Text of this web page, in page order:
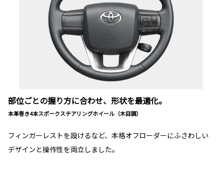
部位ごとの握り方に合わせ、形状を最適化。
本革巻き4本スポークステアリングホイール（木目調）
フィンガーレストを設けるなど、本格オフローダーにふさわしい
デザインと操作性を両立しました。